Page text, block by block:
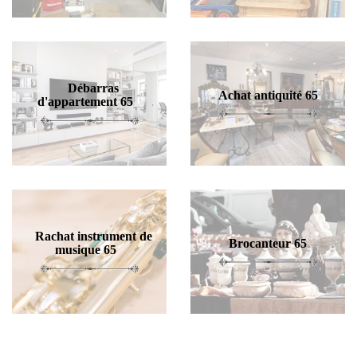
Débarras
d'appartement 65
Achat antiquité 65
Rachat instrument de
musique 65
Brocanteur 65